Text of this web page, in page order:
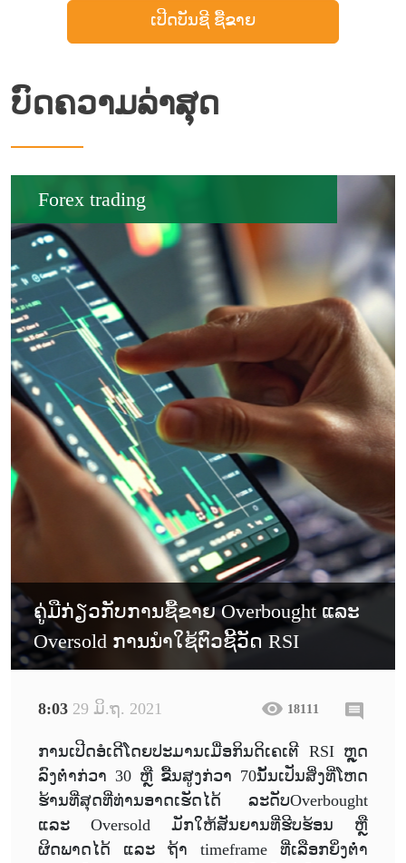
ເປີດບັນຊີ ຊື້ຂາຍ
ບົດຄວາມລ່າສຸດ
Forex trading
ຄູ່ມືກ່ຽວກັບການຊື້ຂາຍ Overbought ແລະ
Oversold ການນໍາໃຊ້ຕົວຊີ້ວັດ RSI
8:03 29 ມິ.ຖ. 2021 18111
ການເປີດອໍເດີໂດຍປະມານເມື່ອກິນດິເຄເຕີ RSI ຫຼຸດ
ລົງຕ່ຳກ່ວາ 30 ຫຼື ຂື້ນສູງກ່ວາ 70ນັ້ນເປັນສິ່ງທີ່ໂຫດ
ຮ້ານທີ່ສຸດທີ່ທ່ານອາດເຮັດໄດ້ ລະດັບOverbought
ແລະ Oversold ມັກໃຫ້ສັນຍານທີ່ຮີບຮ້ອນ ຫຼື
ຜິດພາດໄດ້ ແລະ ຖ້າ timeframe ທີ່ເລືອກຍິ່ງຕ່ຳ